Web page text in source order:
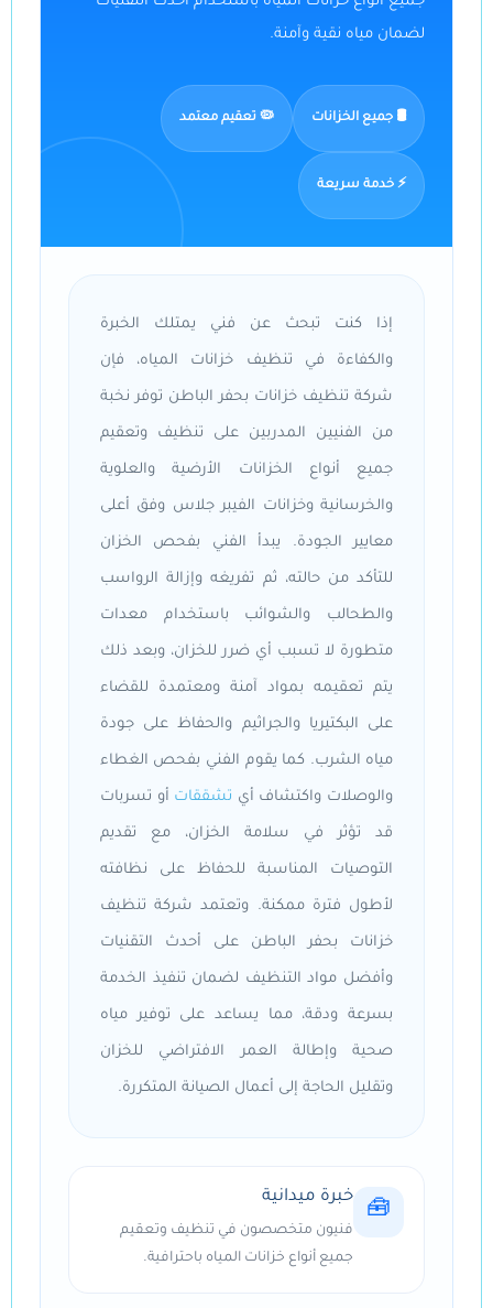
لضمان مياه نقية وآمنة.
🛢️ جميع الخزانات 🦠 تعقيم معتمد
⚡ خدمة سريعة
إذا كنت تبحث عن فني يمتلك الخبرة
والكفاءة في تنظيف خزانات المياه، فإن
شركة تنظيف خزانات بحفر الباطن توفر نخبة
من الفنيين المدربين على تنظيف وتعقيم
جميع أنواع الخزانات الأرضية والعلوية
والخرسانية وخزانات الفيبر جلاس وفق أعلى
معايير الجودة. يبدأ الفني بفحص الخزان
للتأكد من حالته، ثم تفريغه وإزالة الرواسب
والطحالب والشوائب باستخدام معدات
متطورة لا تسبب أي ضرر للخزان، وبعد ذلك
يتم تعقيمه بمواد آمنة ومعتمدة للقضاء
على البكتيريا والجراثيم والحفاظ على جودة
مياه الشرب. كما يقوم الفني بفحص الغطاء
والوصلات واكتشاف أي تشققات أو تسربات
قد تؤثر في سلامة الخزان، مع تقديم
التوصيات المناسبة للحفاظ على نظافته
لأطول فترة ممكنة. وتعتمد شركة تنظيف
خزانات بحفر الباطن على أحدث التقنيات
وأفضل مواد التنظيف لضمان تنفيذ الخدمة
بسرعة ودقة، مما يساعد على توفير مياه
صحية وإطالة العمر الافتراضي للخزان
وتقليل الحاجة إلى أعمال الصيانة المتكررة.
🧰
خبرة ميدانية
فنيون متخصصون في تنظيف وتعقيم
جميع أنواع خزانات المياه باحترافية.